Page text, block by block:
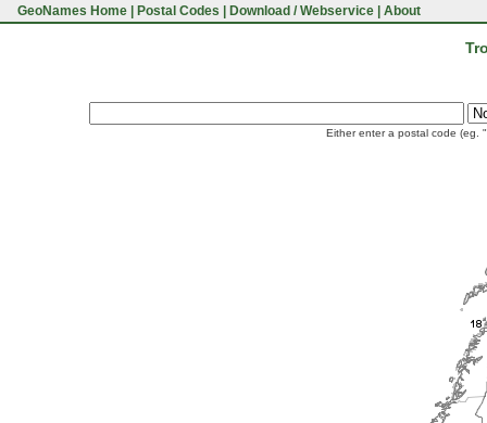
GeoNames Home Postal Codes Download / Webservice About
Either enter a postal code (eg.